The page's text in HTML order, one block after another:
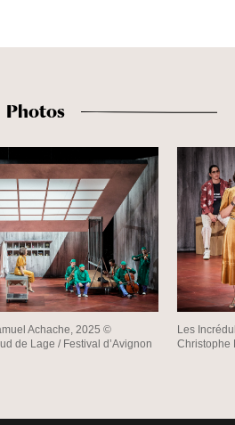
Photos
Achache, 2025 ©
de Lage / Festival d’Avignon
Les
Christophe